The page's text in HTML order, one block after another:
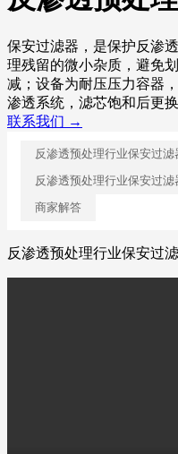
保安过滤器，是保护反渗
理残留的微小杂质，避免
减；设备为耐压压力容器
渗透系统，滤芯饱和后更
联系我们 →
反渗透预处理行业保安过滤
反渗透预处理行业保安过滤
商家解答
反渗透预处理行业保安过